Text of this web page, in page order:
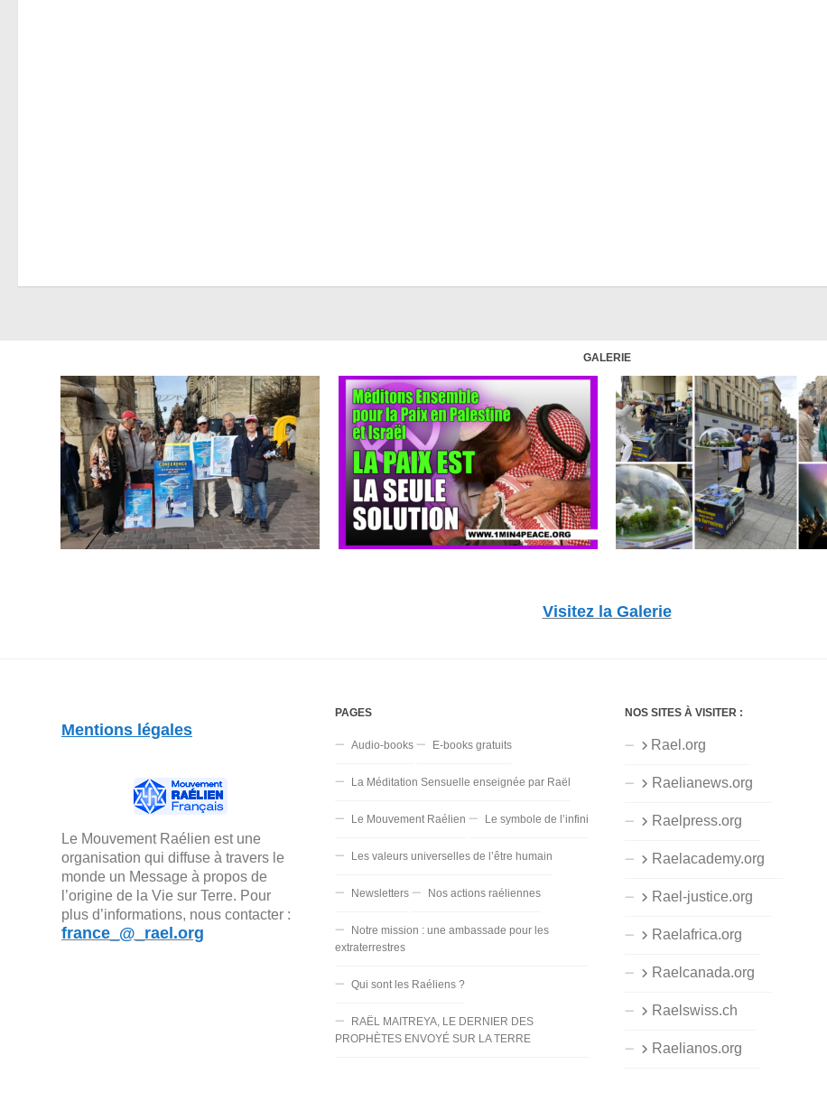
GALERIE
Visitez la Galerie
Mentions légales
Le Mouvement Raélien est une
organisation qui diffuse à travers le
monde un Message à propos de
l’origine de la Vie sur Terre. Pour
plus d’informations, nous contacter :
france_@_rael.org
PAGES
Audio-books E-books gratuits
La Méditation Sensuelle enseignée par Raël
Le Mouvement Raélien Le symbole de l’infini
Les valeurs universelles de l’être humain
Newsletters Nos actions raéliennes
Notre mission : une ambassade pour les
extraterrestres
Qui sont les Raéliens ?
RAËL MAITREYA, LE DERNIER DES
PROPHÈTES ENVOYÉ SUR LA TERRE
NOS SITES À VISITER :
Rael.org
Raelianews.org
Raelpress.org
Raelacademy.org
Rael-justice.org
Raelafrica.org
Raelcanada.org
Raelswiss.ch
Raelianos.org